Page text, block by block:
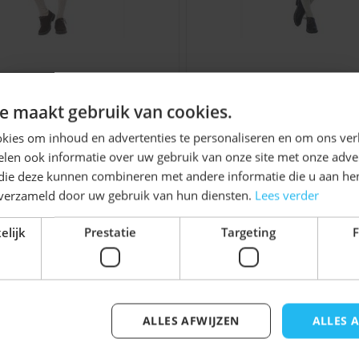
op de
krijgt de broek de
combinatie van
dit model geschikt
bierfestival
Het lange model
outfit een
€ 24,99 € 24,99
iets voor u zijn!
met de tabtoets. U kunt de carrousel overslaan
maakt gebruik van cookies.
om inhoud en advertenties te personaliseren en om ons
ook informatie over uw gebruik van onze site met onze
deze kunnen combineren met andere informatie die u aan
door uw gebruik van hun diensten. Lees verder
Prestatie Targeting
ALLES
ALLES AFWIJZEN
Ontvang5%
KORTING!
Schrijf je nu in voor de nieuwsbrief en ontvang toegang
tot exclusieve kortingen!
Voor- en achternaam
Inschrijven